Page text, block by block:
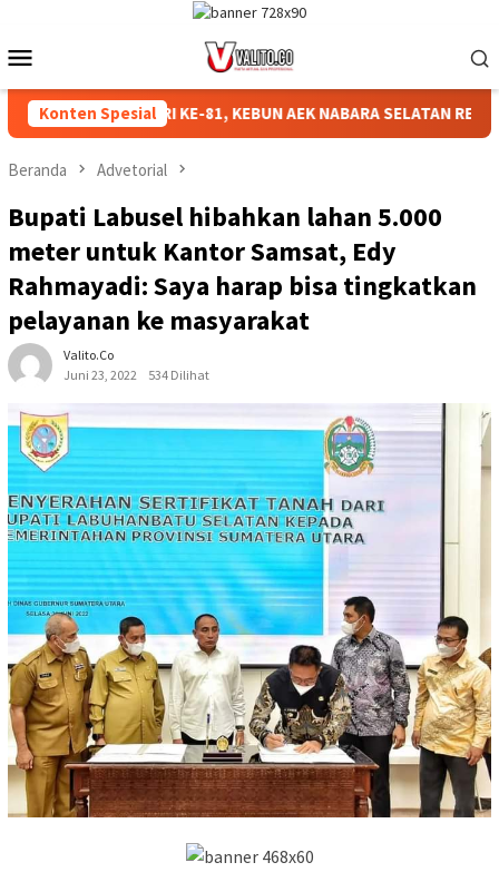
konten
Mobile
Konten Spesial
HUT RI KE-81, KEBUN AEK NABARA SELATAN RESMI
Beranda Advetorial
Bupati Labusel hibahkan lahan 5.000
meter untuk Kantor Samsat, Edy
Rahmayadi: Saya harap bisa tingkatkan
pelayanan ke masyarakat
Valito.co
Juni 23, 2022
534 Dilihat